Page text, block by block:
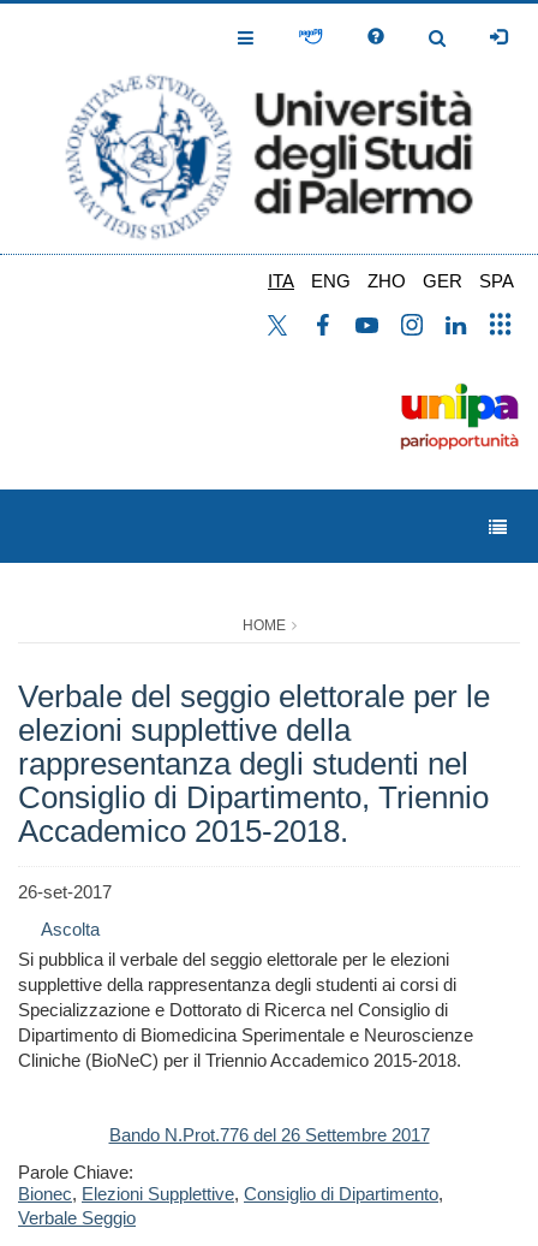
Toggle
Toggle
ITA ENG ZHO GER SPA
HOME
Verbale del seggio elettorale per le
elezioni supplettive della
rappresentanza degli studenti nel
Consiglio di Dipartimento, Triennio
Accademico 2015-2018.
26-set-2017
Ascolta
Si pubblica il verbale del seggio elettorale per le elezioni
supplettive della rappresentanza degli studenti ai corsi di
Specializzazione e Dottorato di Ricerca nel Consiglio di
Dipartimento di Biomedicina Sperimentale e Neuroscienze
Cliniche (BioNeC) per il Triennio Accademico 2015-2018.
Bando N.Prot.776 del 26 Settembre 2017
Parole Chiave:
Bionec, Elezioni Supplettive, Consiglio di Dipartimento,
Verbale Seggio